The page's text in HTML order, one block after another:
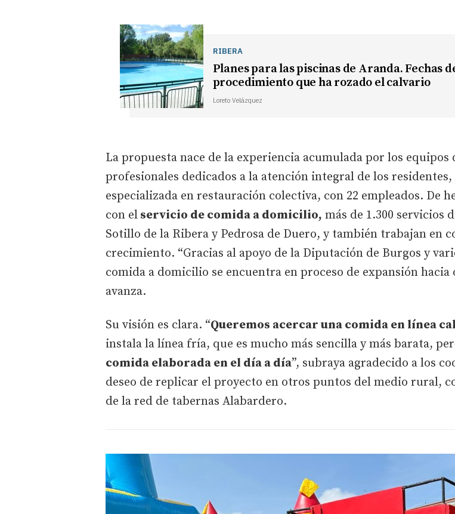
RIBERA
Planes para las piscinas de Aranda. Fechas
procedimiento que ha rozado el calvario
Loreto Velázquez
La propuesta nace de la experiencia acumulada por los equipos
profesionales dedicados a la atención integral de los
especializada en restauración colectiva, con 22 empleados. De
con el servicio de comida a domicilio, más de 1.300 servicios
Sotillo de la Ribera y Pedrosa de Duero, y también trabajan en
crecimiento. “Gracias al apoyo de la Diputación de Burgos y
comida a domicilio se encuentra en proceso de expansión
avanza.
Su visión es clara. “Queremos acercar una comida en línea
instala la línea fría, que es mucho más sencilla y más barata,
comida elaborada en el día a día”, subraya agradecido a los
deseo de replicar el proyecto en otros puntos del medio rural,
de la red de tabernas Alabardero.